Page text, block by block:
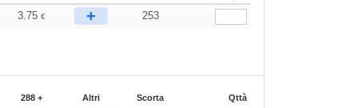
3.75 € + 253
288 + Altri Scorta Qttà